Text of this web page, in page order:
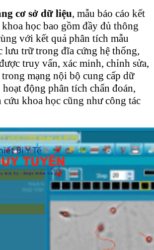
cơ sở dữ liệu, mẫu báo cáo kết
học bao gồm đầy đủ thông
với kết quả phân tích mẫu
lưu trữ trong đĩa cứng hệ thống,
truy vấn, xác minh, chỉnh sửa,
trong mạng nội bộ cung cấp dữ
động phân tích chẩn đoán,
khoa học cũng như công tác